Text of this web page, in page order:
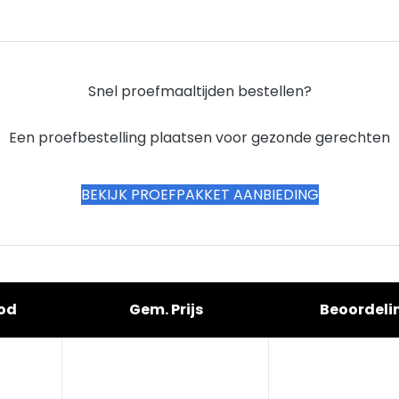
Snel proefmaaltijden bestellen?
Een proefbestelling plaatsen voor gezonde gerechten
BEKIJK PROEFPAKKET AANBIEDING
Gem. Prijs